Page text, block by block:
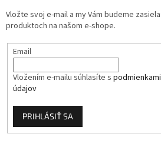
Vložte svoj e-mail a my Vám budeme
produktoch na našom e-shope.
Email
Vložením e-mailu súhlasíte s
údajov
PRIHLÁSIŤ SA